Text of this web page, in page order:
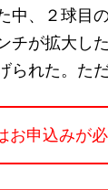
中、２球目
チが拡大し
られた。た
お申込みが必